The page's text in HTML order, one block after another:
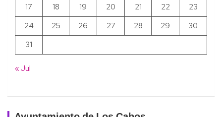
17
18 19 20 21 22
23
24
25 26 27 28 29
30
31
« Jul